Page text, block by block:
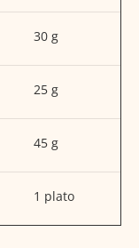
30 g
25 g
45 g
1 plato